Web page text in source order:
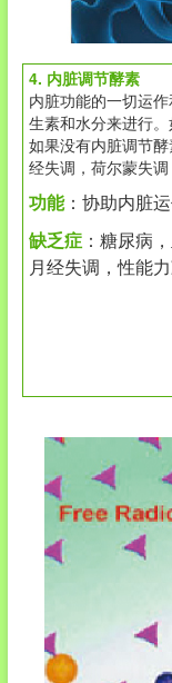
4. 内脏调节酵素
内脏功能的一切运
生素和水分来进行。
如果没有内脏调节
经失调，荷尔蒙失调
功能：协助内脏
缺乏症：糖尿病
月经失调，性能